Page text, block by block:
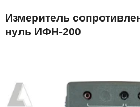
Измеритель
нуль ИФН-200